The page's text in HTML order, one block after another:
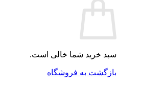
سبد خرید شما خالی است.
بازگشت به فروشگاه